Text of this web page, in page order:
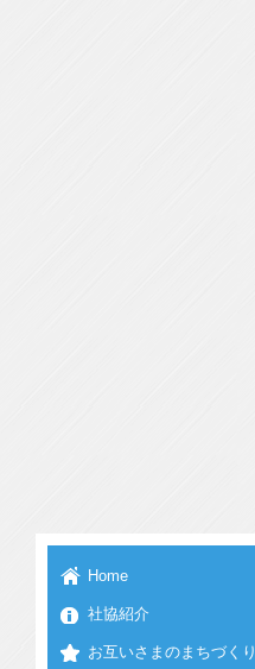
Home
社協紹介
お互いさまのまちづくり